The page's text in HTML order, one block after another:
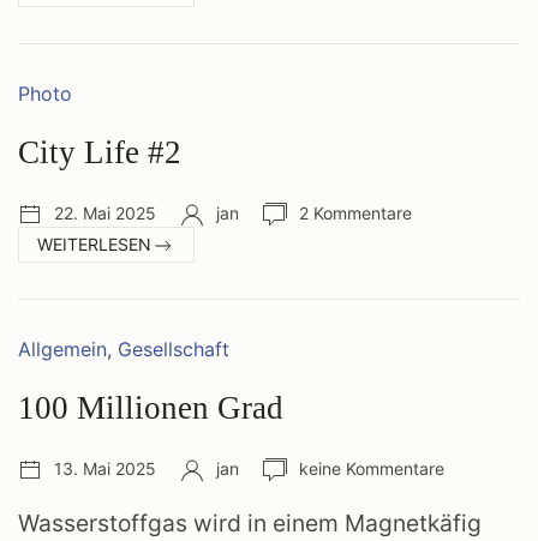
Kategorien:
Photo
City Life #2
Veröffentlichungsdatum:
22. Mai 2025 Autor:
jan
Anzahl
2 Kommentare
WEITERLESEN
#2
Kategorien:
Allgemein, Gesellschaft
100 Millionen Grad
Veröffentlichungsdatum:
13. Mai 2025 Autor:
jan
Anzahl
keine Kommentare
Wasserstoffgas wird in einem Magnetkäfig